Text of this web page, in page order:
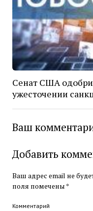
Сенат США
ужесточении
Ваш
Добавить
Ваш адрес email не
поля помечены *
Комментарий